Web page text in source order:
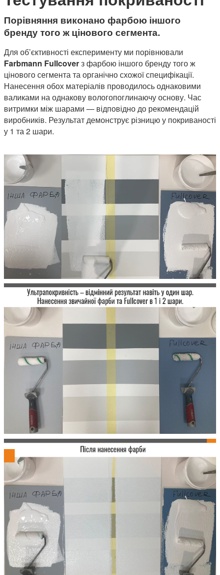
Порівняння виконано фарбою іншого
бренду того ж цінового сегмента.
Для об’єктивності експерименту ми порівнювали
Farbmann Fullcoverз фарбою іншого бренду того ж
цінового сегмента та органічно схожої специфікації.
Нанесення обох матеріалів проводилось однаковими
валиками на однакову вологопоглинаючу основу. Час
витримки між шарами — відповідно до рекомендацій
виробників. Результат демонструє різницю у покриваності
у 1 та 2 шари.